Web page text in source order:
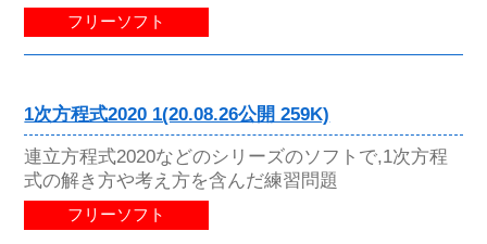
フリーソフト
1次方程式2020 1(20.08.26公開 259K)
連立方程式2020などのシリーズのソフトで,1次方程
式の解き方や考え方を含んだ練習問題
フリーソフト